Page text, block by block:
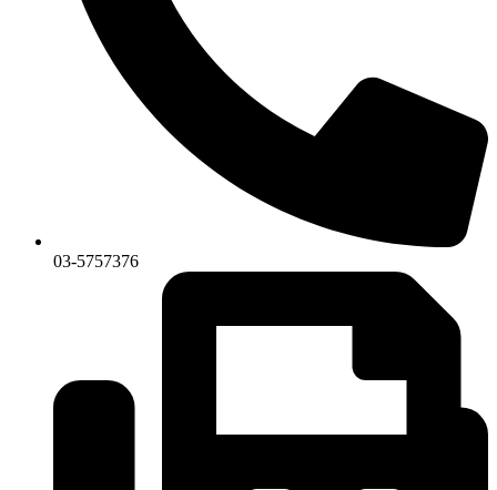
03-5757376